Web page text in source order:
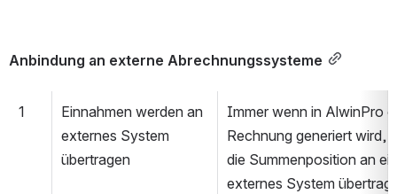
Anbindung an externe Abrechnungssysteme
1
Einnahmen werden an
externes System
übertragen
Immer wenn in AlwinPro
Rechnung generiert wird,
die Summenposition an ein
externes System